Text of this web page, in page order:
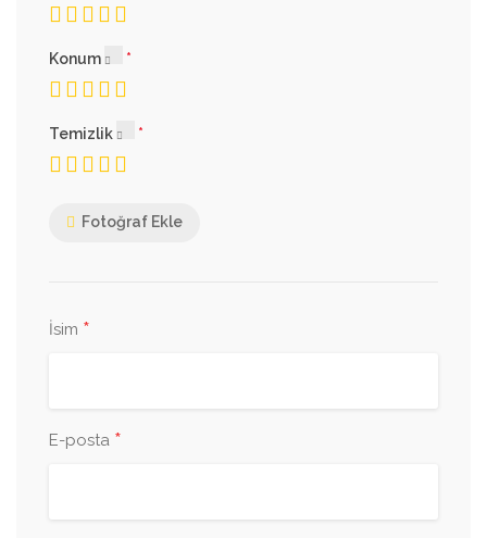
Konum
Temizlik
Fotoğraf Ekle
İsim *
E-posta *